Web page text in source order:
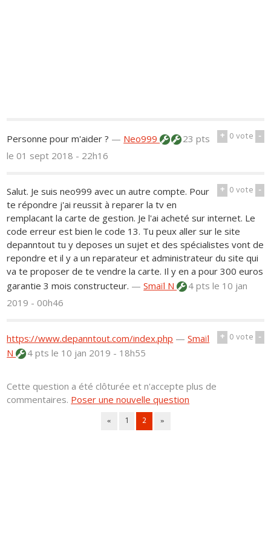
+ 0vote -
Personne pour m'aider ? — Neo999
23 pts
le 01 sept 2018 - 22h16
+ 0vote -
Salut. Je suis neo999 avec un autre compte. Pour
te répondre j'ai reussit à reparer la tv en
remplacant la carte de gestion. Je l'ai acheté sur internet. Le
code erreur est bien le code 13. Tu peux aller sur le site
depanntout tu y deposes un sujet et des spécialistes vont de
repondre et il y a un reparateur et administrateur du site qui
va te proposer de te vendre la carte. Il y en a pour 300 euros
garantie 3 mois constructeur. —Smaïl N 4 ptsle 10 jan
2019 - 00h46
+ 0vote -
https://www.depanntout.com/index.php —Smaïl
N
4 ptsle 10 jan 2019 - 18h55
Cette question a été clôturée et n'accepte plus de
commentaires. Poser une nouvelle question
« 1 2 »